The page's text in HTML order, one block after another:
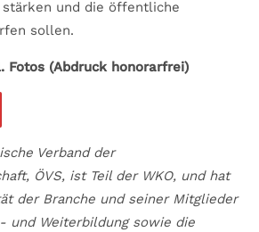
und die öffentliche
sollen.
Fotos (Abdruck honorarfrei)
Verband der
ÖVS, ist Teil der WKO, und hat
der Branche und seiner Mitglieder
und Weiterbildung sowie die